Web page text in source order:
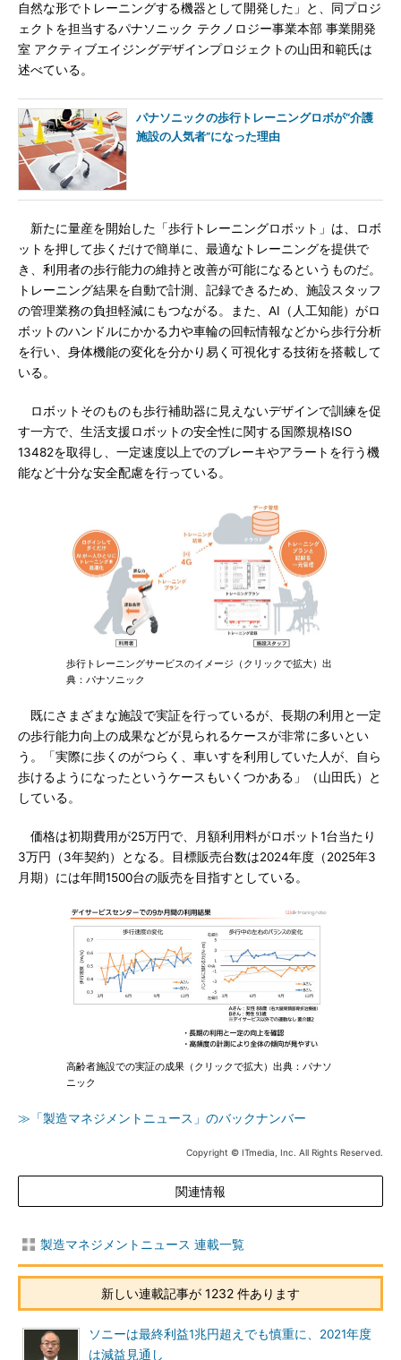
自然な形でトレーニングする機器として開発した」と、同プロジ
ェクトを担当するパナソニック テクノロジー事業本部 事業開発
室 アクティブエイジングデザインプロジェクトの山田和範氏は
述べている。
パナソニックの歩行トレーニングロボが“介護
施設の人気者”になった理由
新たに量産を開始した「歩行トレーニングロボット」は、ロボ
ットを押して歩くだけで簡単に、最適なトレーニングを提供で
き、利用者の歩行能力の維持と改善が可能になるというものだ。
トレーニング結果を自動で計測、記録できるため、施設スタッフ
の管理業務の負担軽減にもつながる。また、AI（人工知能）がロ
ボットのハンドルにかかる力や車輪の回転情報などから歩行分析
を行い、身体機能の変化を分かり易く可視化する技術を搭載して
いる。
ロボットそのものも歩行補助器に見えないデザインで訓練を促
す一方で、生活支援ロボットの安全性に関する国際規格ISO
13482を取得し、一定速度以上でのブレーキやアラートを行う機
能など十分な安全配慮を行っている。
歩行トレーニングサービスのイメージ（クリックで拡大）出
典：パナソニック
既にさまざまな施設で実証を行っているが、長期の利用と一定
の歩行能力向上の成果などが見られるケースが非常に多いとい
う。「実際に歩くのがつらく、車いすを利用していた人が、自ら
歩けるようになったというケースもいくつかある」（山田氏）と
している。
価格は初期費用が25万円で、月額利用料がロボット1台当たり
3万円（3年契約）となる。目標販売台数は2024年度（2025年3
月期）には年間1500台の販売を目指すとしている。
高齢者施設での実証の成果（クリックで拡大）出典：パナソ
ニック
≫「製造マネジメントニュース」のバックナンバー
Copyright © ITmedia, Inc. All Rights Reserved.
関連情報
製造マネジメントニュース 連載一覧
新しい連載記事が 1232 件あります
ソニーは最終利益1兆円超えでも慎重に、2021年度
は減益見通し